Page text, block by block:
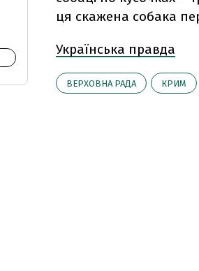
ця скажена собака
Українська правда
ВЕРХОВНА РАДА КРИМ